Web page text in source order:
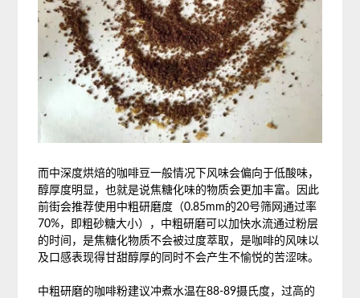
而中深度烘焙的咖啡豆一般情况下风味会偏向于低酸味，
醇厚度明显，也就是说焦糖化味的物质会更加丰富。因此
前街会推荐使用中粗研磨度（0.85mm的20号筛网通过率
70%，即粗砂糖大小），中粗研磨可以加快水流通过粉层
的时间，是焦糖化物质不会被过度萃取，是咖啡的风味以
及口感表现得甘甜醇厚的同时不会产生不愉悦的苦涩味。
中粗研磨的咖啡粉建议冲煮水温在88-89摄氏度，过高的